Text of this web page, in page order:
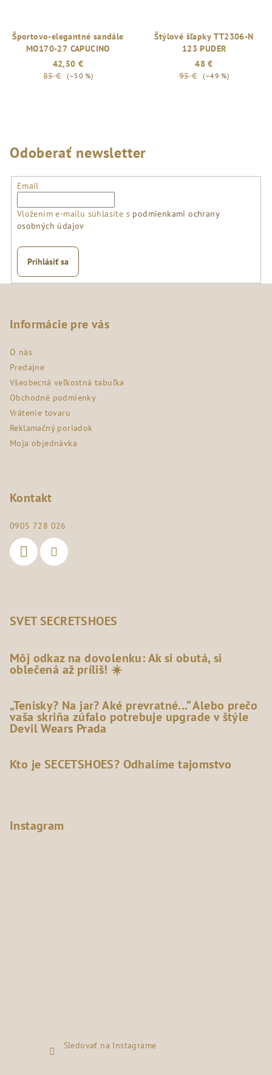
Športovo-elegantné sandále
MO170-27 CAPUCINO
42,50 €
85 €
(–50 %)
Štýlové šľapky TT2306-N
123 PUDER
48 €
95 €
(–49 %)
Odoberať newsletter
Email
Vložením e-mailu súhlasíte s podmienkami ochrany
osobných údajov
Prihlásiť sa
Informácie pre vás
O nás
Predajne
Všeobecná veľkostná tabuľka
Obchodné podmienky
Vrátenie tovaru
Reklamačný poriadok
Moja objednávka
Kontakt
0905 728 026
SVET SECRETSHOES
Môj odkaz na dovolenku: Ak si obutá, si
oblečená až príliš! ☀️
„Tenisky? Na jar? Aké prevratné...“ Alebo prečo
vaša skriňa zúfalo potrebuje upgrade v štýle
Devil Wears Prada
Kto je SECETSHOES? Odhalíme tajomstvo
Instagram
Sledovať na Instagrame